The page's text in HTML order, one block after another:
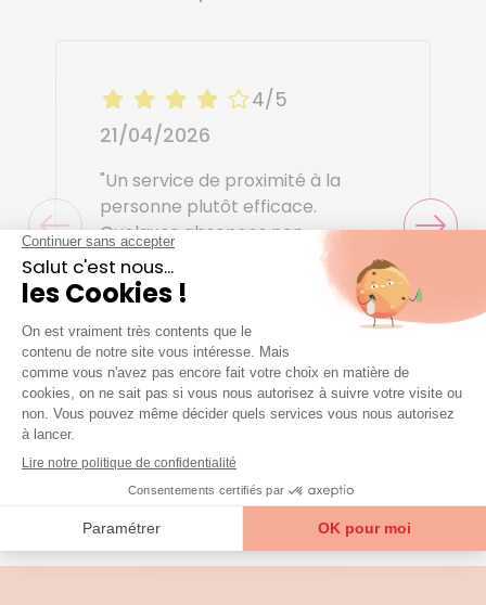
4/5
21/04/2026
"Un service de proximité à la
personne plutôt efficace.
Quelques absences non
signalées à l avance."
Pascale B.
Aide à domicile
Voir tous les avis